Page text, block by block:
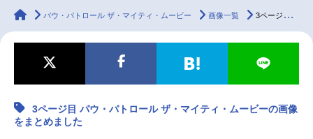
ラジオ グッズ
マンガ・ラノベ ゲーム・アプリ 音楽 コスプレ
2.5次元 配信・Vtuber トレンド 無料マンガ
animateTimes
パウ・パトロール ザ・マイティ・ムービー 画像一覧 3ページ目 パウ・パトロール ザ・マイティ・ムービーの画像をまとめました
3ページ目 パウ・パトロール ザ・マイティ・ムービーの画像
をまとめました